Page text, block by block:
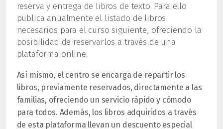
reserva y entrega de libros de texto. Para ello
publica anualmente el listado de libros
necesarios para el curso siguiente, ofreciendo la
posibilidad de reservarlos a través de una
plataforma online.
Así mismo, el centro se encarga de repartir los
libros, previamente reservados, directamente a las
familias, ofreciendo un servicio rápido y cómodo
para todos. Además, los libros adquiridos a través
de esta plataforma llevan un descuento especial